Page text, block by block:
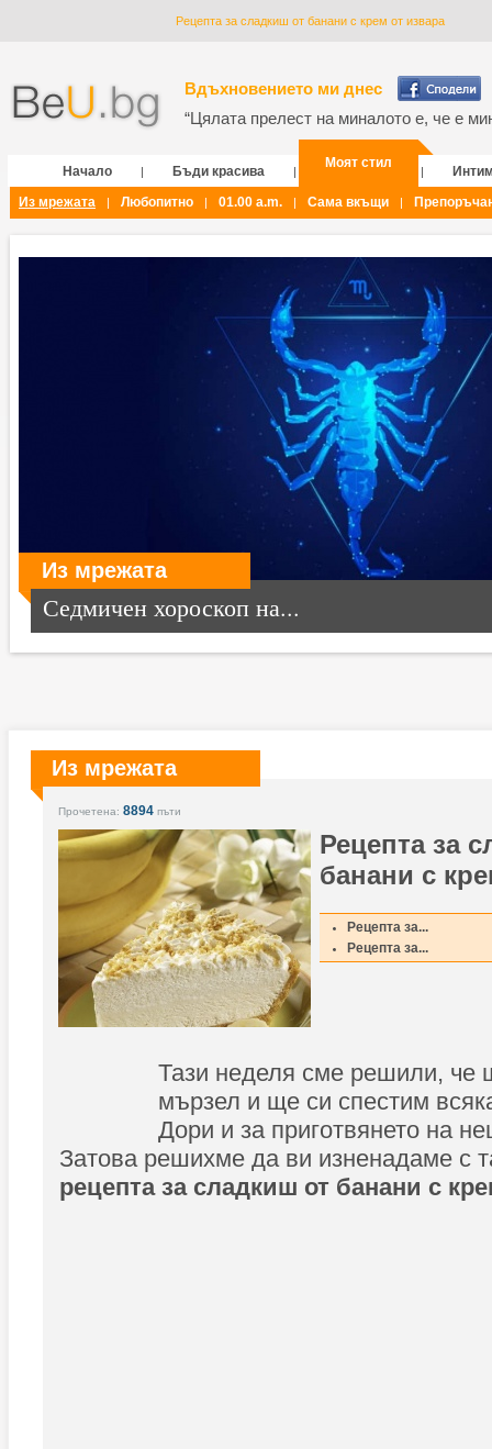
Рецепта за сладкиш от банани с крем от извара
Вдъхновението ми днес
“Цялата прелест на миналото е, че е
Начало | Бъди красива |
Моят стил
|
Из мрежата
| Любопитно | 01.00 a.m. | Сама вкъщи |
Из мрежата
Седмичен хороскоп на...
Из мрежата
Прочетена: 8894 пъти
Рецепта за
банани с
Рецепта за...
Рецепта за...
Тази неделя сме решили, че
мързел и ще си спестим
Дори и за приготвянето на
Затова решихме да ви изненадаме с
рецепта за сладкиш от банани с